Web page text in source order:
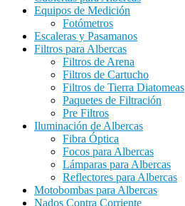
Equipos de Medición
Fotómetros
Escaleras y Pasamanos
Filtros para Albercas
Filtros de Arena
Filtros de Cartucho
Filtros de Tierra Diatomeas
Paquetes de Filtración
Pre Filtros
Iluminación de Albercas
Fibra Óptica
Focos para Albercas
Lámparas para Albercas
Reflectores para Albercas
Motobombas para Albercas
Nados Contra Corriente